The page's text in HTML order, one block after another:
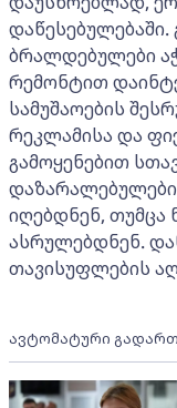
ბრალდებულები
რემონტით
სამუშაოების
რეკლამისა და
გამოყენებით
იღებდნენ, თუმცა
ასრულებდნენ.
თავისუფლების
ავტომატური